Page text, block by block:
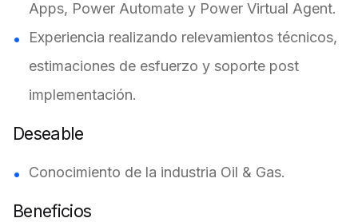
Apps, Power Automate y Power Virtual Agent.
Experiencia realizando relevamientos técnicos,
estimaciones de esfuerzo y soporte post
implementación.
Deseable
Conocimiento de la industria Oil & Gas.
Beneficios